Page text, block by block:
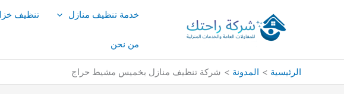
خدمة تنظيف منازل تنظيف
من نحن
الرئيسية المدونة شركة تنظيف منازل بخميس مشيط حراج